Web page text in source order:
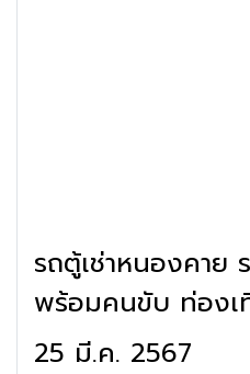
รถตู้เช่าหนองคาย
พร้อมคนขับ ท่องเ
25 มี.ค. 2567